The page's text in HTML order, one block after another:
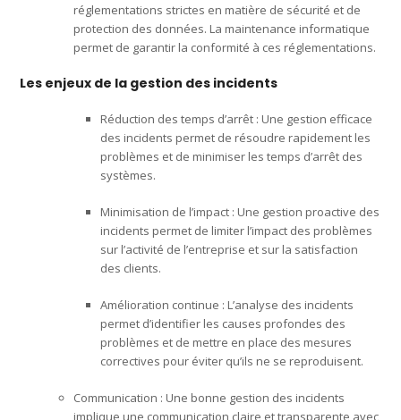
réglementations strictes en matière de sécurité et de
protection des données. La maintenance informatique
permet de garantir la conformité à ces réglementations.
Les enjeux de la gestion des incidents
Réduction des temps d’arrêt : Une gestion efficace
des incidents permet de résoudre rapidement les
problèmes et de minimiser les temps d’arrêt des
systèmes.
Minimisation de l’impact : Une gestion proactive des
incidents permet de limiter l’impact des problèmes
sur l’activité de l’entreprise et sur la satisfaction
des clients.
Amélioration continue : L’analyse des incidents
permet d’identifier les causes profondes des
problèmes et de mettre en place des mesures
correctives pour éviter qu’ils ne se reproduisent.
Communication : Une bonne gestion des incidents
implique une communication claire et transparente avec